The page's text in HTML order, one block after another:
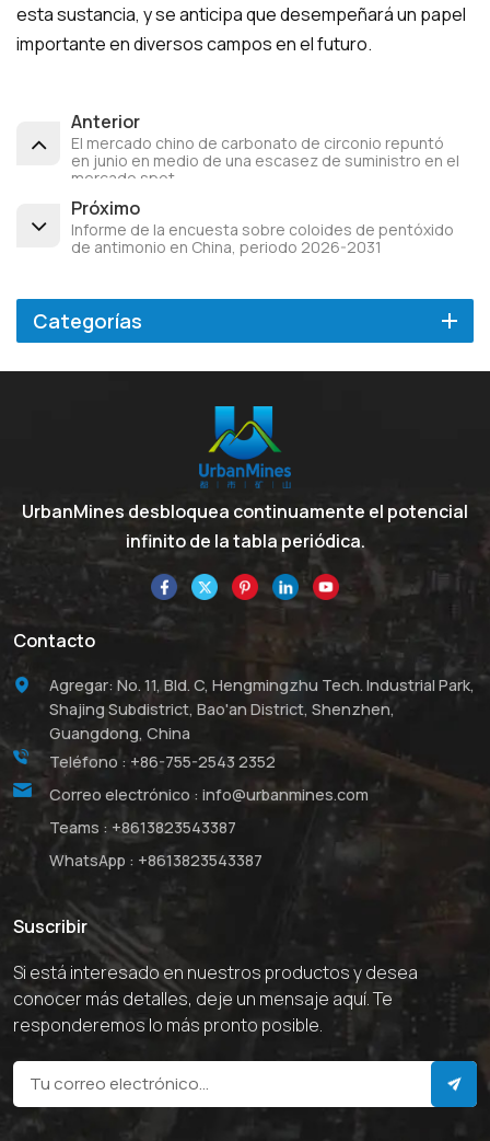
esta sustancia, y se anticipa que desempeñará un papel
importante en diversos campos en el futuro.
Anterior
El mercado chino de carbonato de circonio repuntó
en junio en medio de una escasez de suministro en el
mercado spot.
Próximo
Informe de la encuesta sobre coloides de pentóxido
de antimonio en China, periodo 2026-2031
Categorías
UrbanMines desbloquea continuamente el potencial
infinito de la tabla periódica.
Contacto
Agregar: No. 11, Bld. C, Hengmingzhu Tech. Industrial Park,
Shajing Subdistrict, Bao'an District, Shenzhen,
Guangdong, China
Teléfono : +86-755-2543 2352
Correo electrónico : info@urbanmines.com
Teams : +8613823543387
WhatsApp : +8613823543387
Suscribir
Si está interesado en nuestros productos y desea
conocer más detalles, deje un mensaje aquí. Te
responderemos lo más pronto posible.